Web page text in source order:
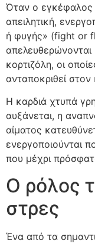
Όταν ο εγκέφαλος
απειλητική,
ή φυγής» (fight or
κορτιζόλη, οι
ανταποκριθεί στον
Η καρδιά χτυπά
αυξάνεται, η
αίματος
ενεργοποιούνται
που μέχρι
Ο ρόλος
στρες
Ένα από τα